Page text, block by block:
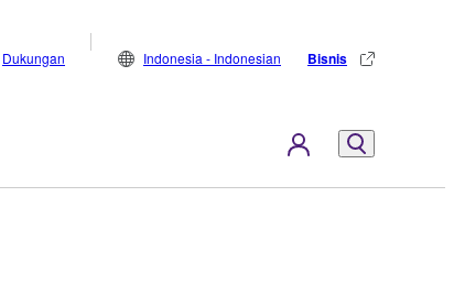
Dukungan Indonesia - Indonesian Bisnis